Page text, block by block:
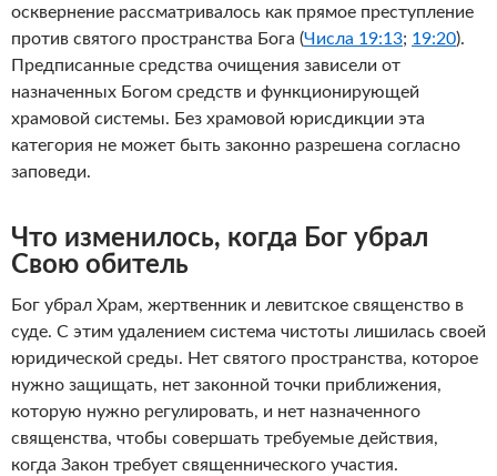
осквернение рассматривалось как прямое преступление
против святого пространства Бога (Числа 19:13; 19:20).
Предписанные средства очищения зависели от
назначенных Богом средств и функционирующей
храмовой системы. Без храмовой юрисдикции эта
категория не может быть законно разрешена согласно
заповеди.
Что изменилось, когда Бог убрал
Свою обитель
Бог убрал Храм, жертвенник и левитское священство в
суде. С этим удалением система чистоты лишилась своей
юридической среды. Нет святого пространства, которое
нужно защищать, нет законной точки приближения,
которую нужно регулировать, и нет назначенного
священства, чтобы совершать требуемые действия,
когда Закон требует священнического участия.